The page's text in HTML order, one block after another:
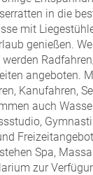
in die
mit
genießen.
werden
angeboten.
Kanufahren,
auch
Spa,
zur